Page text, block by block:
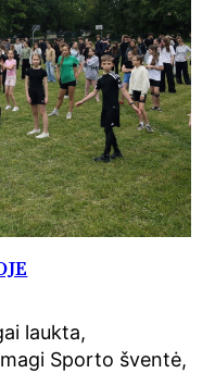
laukta,
Sporto šventė,